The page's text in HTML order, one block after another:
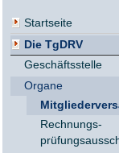
Startseite
Die TgDRV
Geschäftsstelle
Organe
Rechnungs-